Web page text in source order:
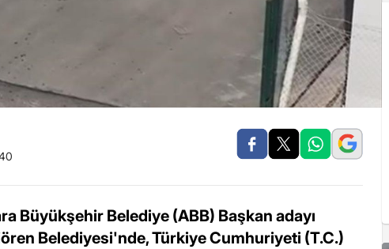
Büyükşehir Belediye (ABB) Başkan adayı
Belediyesi'nde, Türkiye Cumhuriyeti (T.C.)